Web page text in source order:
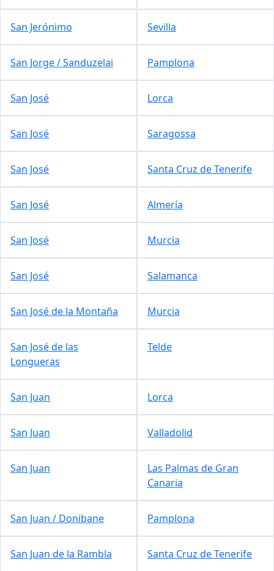
San Jerónimo Sevilla
San Jorge / Sanduzelai Pamplona
San José Lorca
San José Saragossa
San José Santa Cruz de Tenerife
San José Almería
San José Murcia
San José Salamanca
San José de la Montaña Murcia
San José de las
Longueras
Telde
San Juan Lorca
San Juan Valladolid
San Juan
Las Palmas de Gran
Canaria
San Juan / Donibane Pamplona
San Juan de la Rambla Santa Cruz de Tenerife